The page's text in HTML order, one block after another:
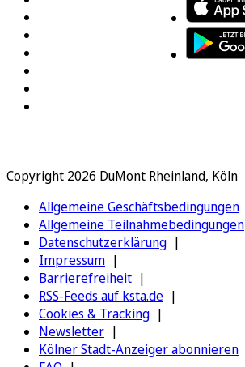
Copyright 2026 DuMont Rheinland, Köln
Allgemeine Geschäftsbedingungen
Allgemeine Teilnahmebedingungen
Datenschutzerklärung
Impressum
Barrierefreiheit
RSS-Feeds auf ksta.de
Cookies & Tracking
Newsletter
Kölner Stadt-Anzeiger abonnieren